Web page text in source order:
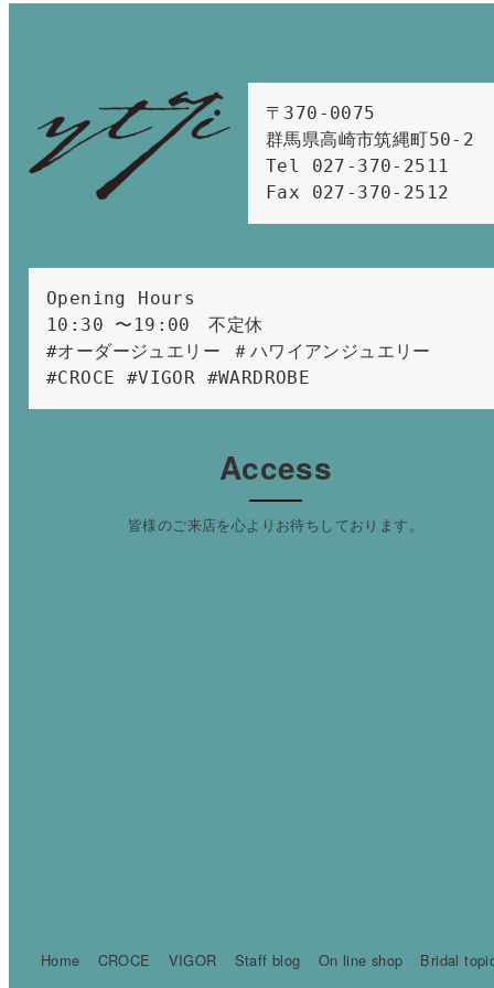
〒370-0075
群馬県高崎市筑縄町50-2
Tel 027-370-2511
Fax 027-370-2512
Opening Hours
10:30 〜19:00　不定休
#オーダージュエリー ＃ハワイアンジュエリー
#CROCE #VIGOR #WARDROBE
Access
皆様のご来店を心よりお待ちしております。
Home CROCE VIGOR Staff blog On line shop
Bridal